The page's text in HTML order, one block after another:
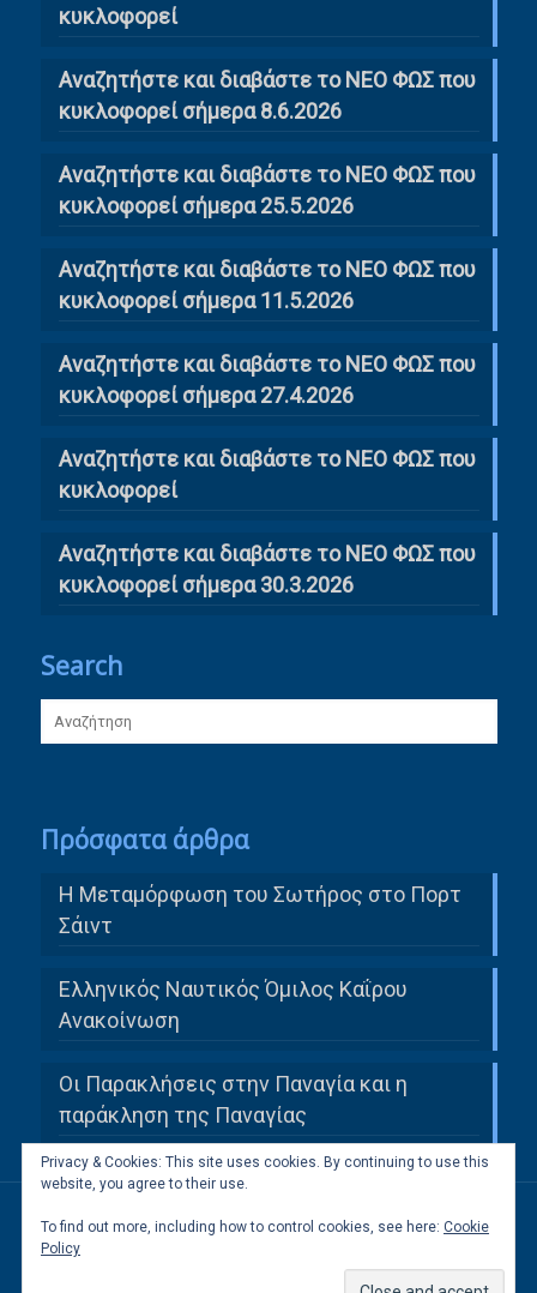
κυκλοφορεί
Αναζητήστε και διαβάστε το ΝΕΟ ΦΩΣ που
κυκλοφορεί σήμερα 8.6.2026
Αναζητήστε και διαβάστε το ΝΕΟ ΦΩΣ που
κυκλοφορεί σήμερα 25.5.2026
Αναζητήστε και διαβάστε το ΝΕΟ ΦΩΣ που
κυκλοφορεί σήμερα 11.5.2026
Αναζητήστε και διαβάστε το ΝΕΟ ΦΩΣ που
κυκλοφορεί σήμερα 27.4.2026
Αναζητήστε και διαβάστε το ΝΕΟ ΦΩΣ που
κυκλοφορεί
Αναζητήστε και διαβάστε το ΝΕΟ ΦΩΣ που
κυκλοφορεί σήμερα 30.3.2026
Search
Πρόσφατα άρθρα
Η Μεταμόρφωση του Σωτήρος στο Πορτ
Σάιντ
Ελληνικός Ναυτικός Όμιλος Καΐρου
Ανακοίνωση
Οι Παρακλήσεις στην Παναγία και η
παράκληση της Παναγίας
All Rights Reserved to Ελληνική Κοινότητα
Privacy & Cookies: This site uses cookies. By continuing to use this
website, you agree to their use.
To find out more, including how to control cookies, see here: Cookie
Policy